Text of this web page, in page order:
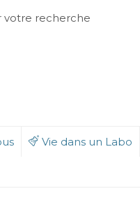
votre recherche
Vie dans un Labo